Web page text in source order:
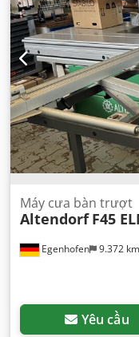
Egenhofen 9.372 km
Máy cưa bàn trượt
Altendorf F45
Yêu cầu